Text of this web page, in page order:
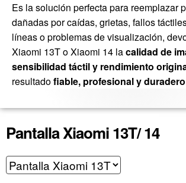
Es la solución perfecta para reemplazar
dañadas por caídas, grietas, fallos
líneas o problemas de visualización,
Xiaomi 13T o Xiaomi 14 lacalidad de
sensibilidad táctil y rendimiento
resultadofiable, profesional y duradero
Pantalla Xiaomi 13T/ 14